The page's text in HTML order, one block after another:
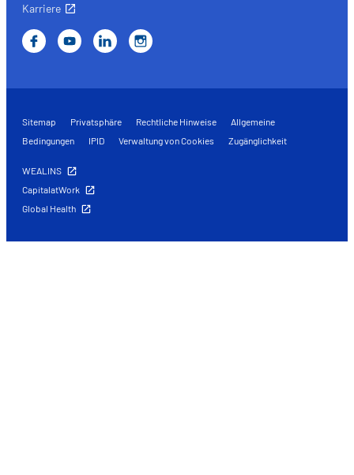
Karriere
Sitemap Privatsphäre Rechtliche Hinweise
Allgemeine
Bedingungen
IPID Verwaltung von Cookies Zugänglichkeit
WEALINS
CapitalatWork
Global Health